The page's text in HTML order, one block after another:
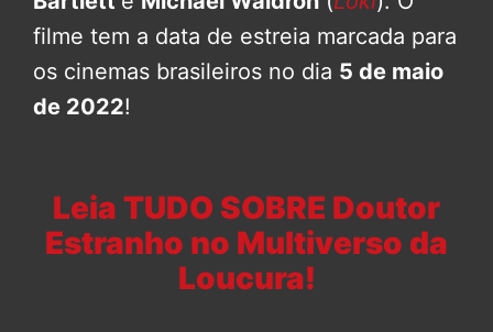
filme tem a data de estreia marcada para
os cinemas brasileiros no dia 5 de maio
de 2022!
Leia TUDO SOBRE Doutor
Estranho no Multiverso da
Loucura!